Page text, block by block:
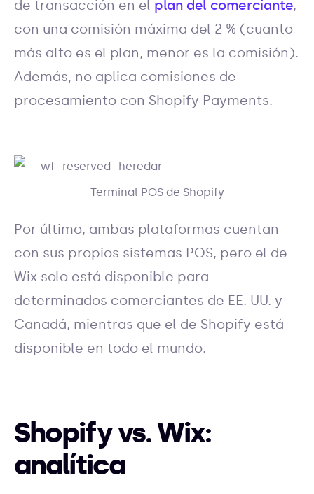
de transacción en el plan del comerciante,
con una comisión máxima del 2 % (cuanto
más alto es el plan, menor es la comisión).
Además, no aplica comisiones de
procesamiento con Shopify Payments.
Terminal POS de Shopify
Por último, ambas plataformas cuentan
con sus propios sistemas POS, pero el de
Wix solo está disponible para
determinados comerciantes de EE. UU. y
Canadá, mientras que el de Shopify está
disponible en todo el mundo.
Shopify vs. Wix:
analítica